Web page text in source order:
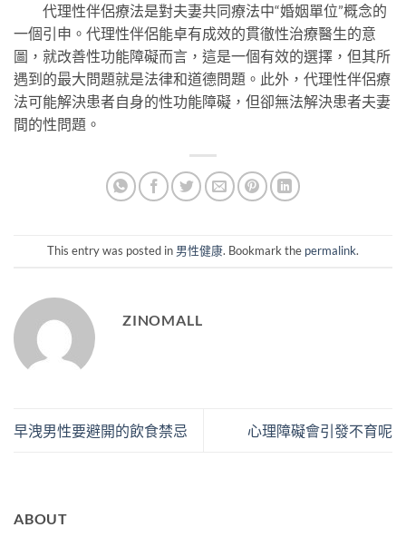
代理性伴侶療法是對夫妻共同療法中“婚姻單位”概念的
一個引申。代理性伴侶能卓有成效的貫徹性治療醫生的意
圖，就改善性功能障礙而言，這是一個有效的選擇，但其所
遇到的最大問題就是法律和道德問題。此外，代理性伴侶療
法可能解決患者自身的性功能障礙，但卻無法解決患者夫妻
間的性問題。
This entry was posted in 男性健康. Bookmark the permalink.
ZINOMALL
早洩男性要避開的飲食禁忌 心理障礙會引發不育呢
ABOUT